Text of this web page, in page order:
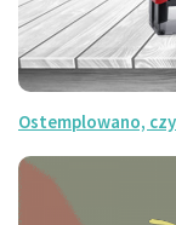
Ostemplowano,